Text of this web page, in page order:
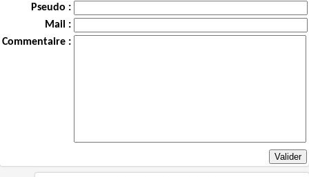
Pseudo :
Mail :
Commentaire :